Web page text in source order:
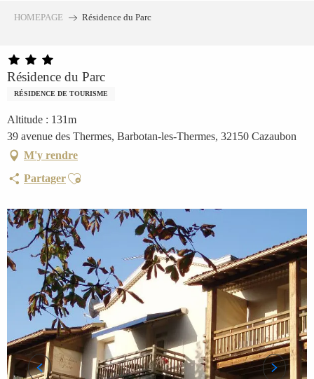
principal
HOMEPAGE Résidence du Parc
Résidence du Parc
RÉSIDENCE DE TOURISME
Altitude : 131m
39 avenue des Thermes, Barbotan-les-Thermes, 32150 Cazaubon
M'y rendre
PartagerAjouter aux favoris